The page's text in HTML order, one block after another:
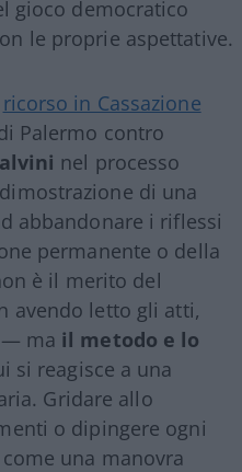
gioco democratico
le proprie aspettative.
ricorso in Cassazione
Palermo contro
nel processo
di una
abbandonare i riflessi
permanente o della
è il merito del
avendo letto gli atti,
— ma il metodo e lo
si reagisce a una
Gridare allo
o dipingere ogni
una manovra